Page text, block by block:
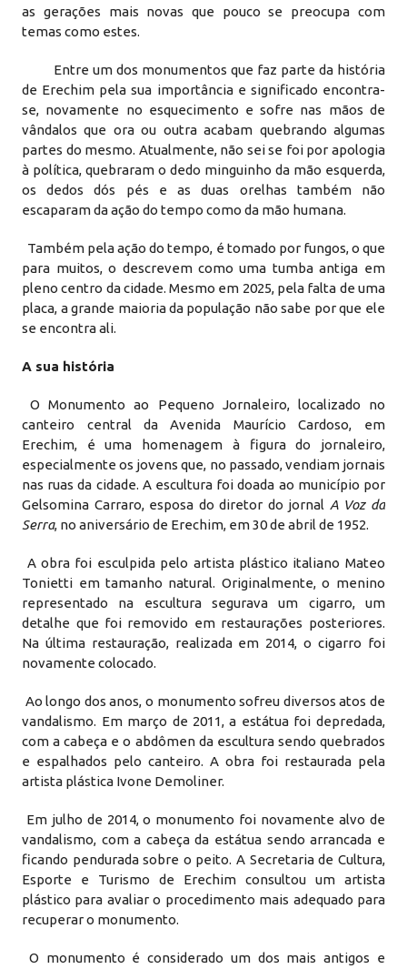
as gerações mais novas que pouco se preocupa com
temas como estes.
Entre um dos monumentos que faz parte da história
de Erechim pela sua importância e significado encontra-
se, novamente no esquecimento e sofre nas mãos de
vândalos que ora ou outra acabam quebrando algumas
partes do mesmo. Atualmente, não sei se foi por apologia
à política, quebraram o dedo minguinho da mão esquerda,
os dedos dós pés e as duas orelhas também não
escaparam da ação do tempo como da mão humana.
Também pela ação do tempo, é tomado por fungos, o que
para muitos, o descrevem como uma tumba antiga em
pleno centro da cidade. Mesmo em 2025, pela falta de uma
placa, a grande maioria da população não sabe por que ele
se encontra ali.
A sua história
O Monumento ao Pequeno Jornaleiro, localizado no
canteiro central da Avenida Maurício Cardoso, em
Erechim, é uma homenagem à figura do jornaleiro,
especialmente os jovens que, no passado, vendiam jornais
nas ruas da cidade. A escultura foi doada ao município por
Gelsomina Carraro, esposa do diretor do jornal A Voz da
Serra, no aniversário de Erechim, em 30 de abril de 1952.
A obra foi esculpida pelo artista plástico italiano Mateo
Tonietti em tamanho natural. Originalmente, o menino
representado na escultura segurava um cigarro, um
detalhe que foi removido em restaurações posteriores.
Na última restauração, realizada em 2014, o cigarro foi
novamente colocado.
Ao longo dos anos, o monumento sofreu diversos atos de
vandalismo. Em março de 2011, a estátua foi depredada,
com a cabeça e o abdômen da escultura sendo quebrados
e espalhados pelo canteiro. A obra foi restaurada pela
artista plástica Ivone Demoliner.
Em julho de 2014, o monumento foi novamente alvo de
vandalismo, com a cabeça da estátua sendo arrancada e
ficando pendurada sobre o peito. A Secretaria de Cultura,
Esporte e Turismo de Erechim consultou um artista
plástico para avaliar o procedimento mais adequado para
recuperar o monumento.
O monumento é considerado um dos mais antigos e